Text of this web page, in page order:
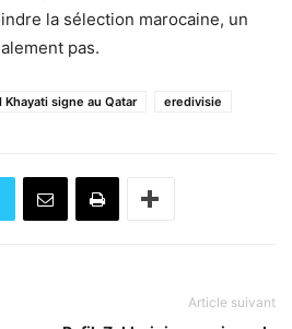
la sélection marocaine, un
pas.
Khayati signe au Qatar eredivisie
Article suivant